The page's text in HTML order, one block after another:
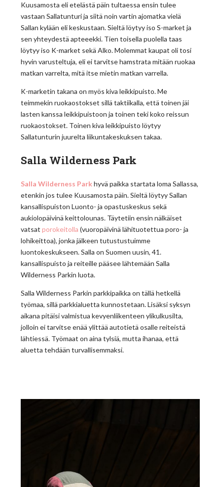
Kuusamosta eli etelästä päin tultaessa ensin tulee
vastaan Sallatunturi ja siitä noin vartin ajomatka vielä
Sallan kylään eli keskustaan. Sieltä löytyy iso S-market ja
sen yhteydestä apteeekki. Tien toisella puolella taas
löytyy iso K-market sekä Alko. Molemmat kaupat oli tosi
hyvin varusteltuja, eli ei tarvitse hamstrata mitään ruokaa
matkan varrelta, mitä itse mietin matkan varrella.
K-marketin takana on myös kiva leikkipuisto. Me
teimmekin ruokaostokset sillä taktiikalla, että toinen jäi
lasten kanssa leikkipuistoon ja toinen teki koko reissun
ruokaostokset. Toinen kiva leikkipuisto löytyy
Sallatunturin juurelta liikuntakeskuksen takaa.
Salla Wilderness Park
Salla Wilderness Park hyvä paikka startata loma Sallassa,
etenkin jos tulee Kuusamosta päin. Sieltä löytyy Sallan
kansallispuiston Luonto- ja opastuskeskus sekä
aukiolopäivinä keittolounas. Täytetiin ensin nälkäiset
vatsatporokeitolla (vuoropäivinä lähituotettua poro- ja
lohikeittoa), jonka jälkeen tutustustuimme
luontokeskukseen. Salla on Suomen uusin, 41.
kansallispuisto ja reiteille pääsee lähtemään Salla
Wilderness Parkin luota.
Salla Wilderness Parkin parkkipaikka on tällä hetkellä
työmaa, sillä parkkialuetta kunnostetaan. Lisäksi syksyn
aikana pitäisi valmistua kevyenliikenteen ylikulkusilta,
jolloin ei tarvitse enää ylittää autotietä osalle reiteistä
lähtiessä. Työmaat on aina tylsiä, mutta ihanaa, että
aluetta tehdään turvallisemmaksi.